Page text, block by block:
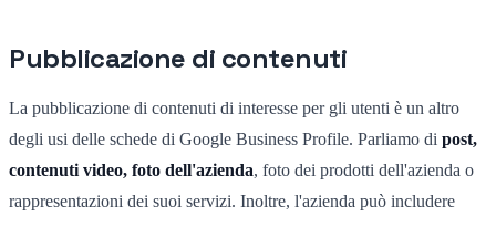
Pubblicazione di contenuti
La pubblicazione di contenuti di interesse per gli utenti è un altro
degli usi delle schede di Google Business Profile. Parliamo di post,
contenuti video, foto dell'azienda, foto dei prodotti dell'azienda o
rappresentazioni dei suoi servizi. Inoltre, l'azienda può includere